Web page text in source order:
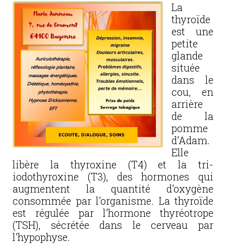
La
thyroïde
est une
petite
glande
située
dans le
cou, en
arrière
de la
pomme
d’Adam.
Elle
libère la thyroxine
(T4) et la tri-
iodothyroxine (T3), des hormones qui
augmentent la quantité d’oxygène
consommée par l’organisme. La thyroïde
est régulée par l’hormone thyréotrope
(TSH), sécrétée dans le cerveau par
l’hypophyse.